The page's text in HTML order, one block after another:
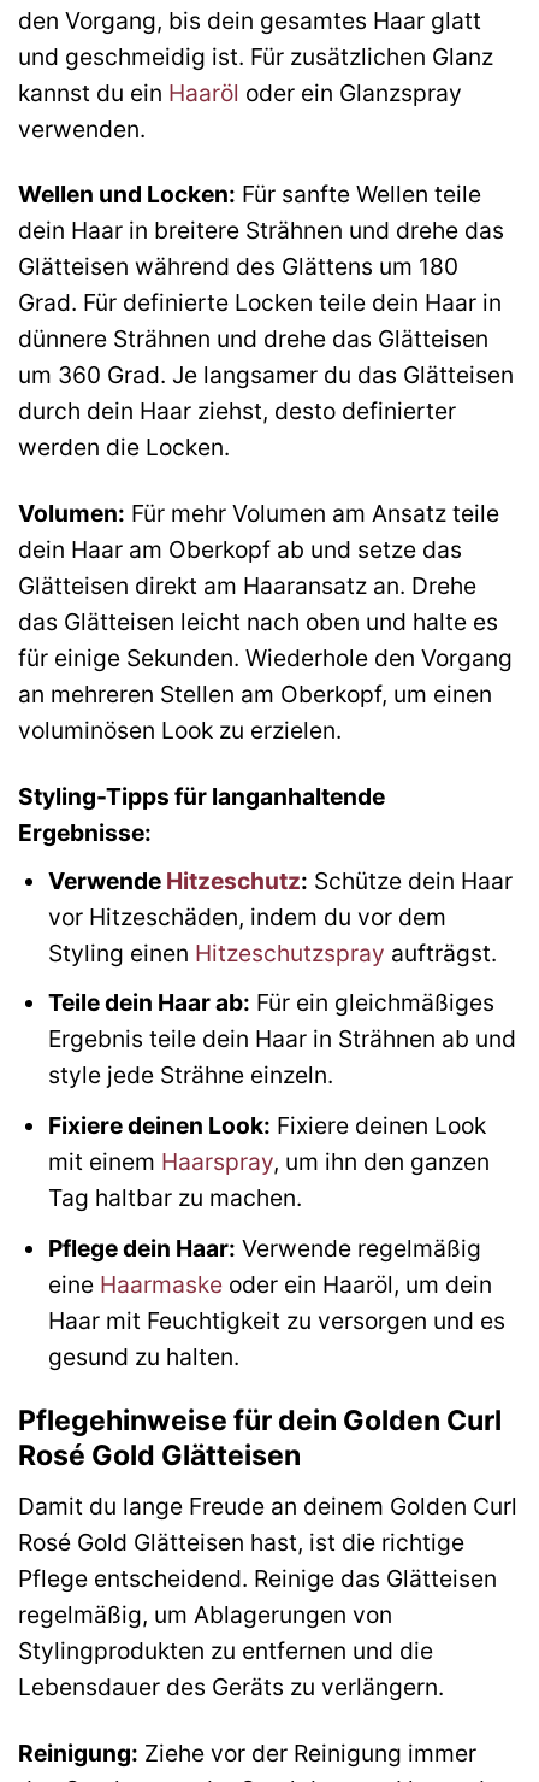
den Vorgang, bis dein gesamtes Haar glatt
und geschmeidig ist. Für zusätzlichen Glanz
kannst du ein Haaröl oder ein Glanzspray
verwenden.
Wellen und Locken: Für sanfte Wellen teile
dein Haar in breitere Strähnen und drehe das
Glätteisen während des Glättens um 180
Grad. Für definierte Locken teile dein Haar in
dünnere Strähnen und drehe das Glätteisen
um 360 Grad. Je langsamer du das Glätteisen
durch dein Haar ziehst, desto definierter
werden die Locken.
Volumen: Für mehr Volumen am Ansatz teile
dein Haar am Oberkopf ab und setze das
Glätteisen direkt am Haaransatz an. Drehe
das Glätteisen leicht nach oben und halte es
für einige Sekunden. Wiederhole den Vorgang
an mehreren Stellen am Oberkopf, um einen
voluminösen Look zu erzielen.
Styling-Tipps für langanhaltende
Ergebnisse:
Verwende Hitzeschutz: Schütze dein Haar
vor Hitzeschäden, indem du vor dem
Styling einen Hitzeschutzspray aufträgst.
Teile dein Haar ab: Für ein gleichmäßiges
Ergebnis teile dein Haar in Strähnen ab und
style jede Strähne einzeln.
Fixiere deinen Look: Fixiere deinen Look
mit einem Haarspray, um ihn den ganzen
Tag haltbar zu machen.
Pflege dein Haar: Verwende regelmäßig
eine Haarmaskeoder ein Haaröl, um dein
Haar mit Feuchtigkeit zu versorgen und es
gesund zu halten.
Pflegehinweise für dein Golden Curl
Rosé Gold Glätteisen
Damit du lange Freude an deinem Golden Curl
Rosé Gold Glätteisen hast, ist die richtige
Pflege entscheidend. Reinige das Glätteisen
regelmäßig, um Ablagerungen von
Stylingprodukten zu entfernen und die
Lebensdauer des Geräts zu verlängern.
Reinigung: Ziehe vor der Reinigung immer